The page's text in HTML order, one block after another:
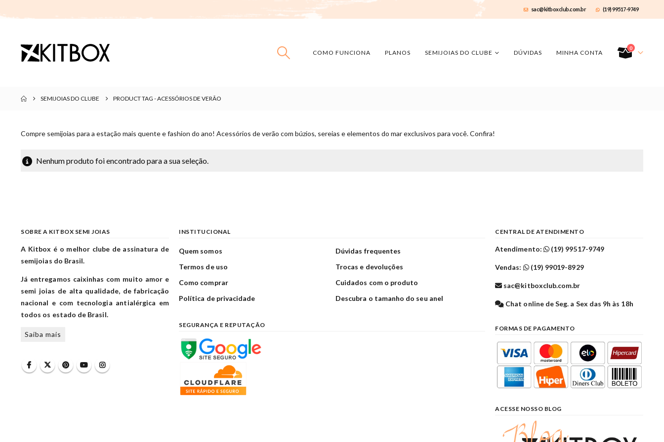
sac@kitboxclub.com.br (19) 99517-9749
COMO FUNCIONA PLANOS SEMIJOIAS DO CLUBE DÚVIDAS MINHA CONTA
0
SEMIJOIAS DO CLUBE PRODUCT TAG -ACESSÓRIOS DE VERÃO
Compre semijoias para a estação mais quente e fashion do ano! Acessórios de verão com búzios, sereias e elementos do mar exclusivos para você. Confira!
Nenhum produto foi encontrado para a sua seleção.
SOBRE A KITBOX SEMI JOIAS
A Kitbox é o melhor clube de assinatura de
semijoias do Brasil.
Já entregamos caixinhas com muito amor e
semi joias de alta qualidade, de fabricação
nacional e com tecnologia antialérgica em
todos os estado de Brasil.
Saiba mais
INSTITUCIONAL
Quem somos
Termos de uso
Como comprar
Política de privacidade
Dúvidas frequentes
Trocas e devoluções
Cuidados com o produto
Descubra o tamanho do seu anel
SEGURANÇA E REPUTAÇÃO
CENTRAL DE ATENDIMENTO
Atendimento: (19) 99517-9749
Vendas: (19) 99019-8929
sac@kitboxclub.com.br
Chat online de Seg. a Sex das 9h às 18h
FORMAS DE PAGAMENTO
ACESSE NOSSO BLOG